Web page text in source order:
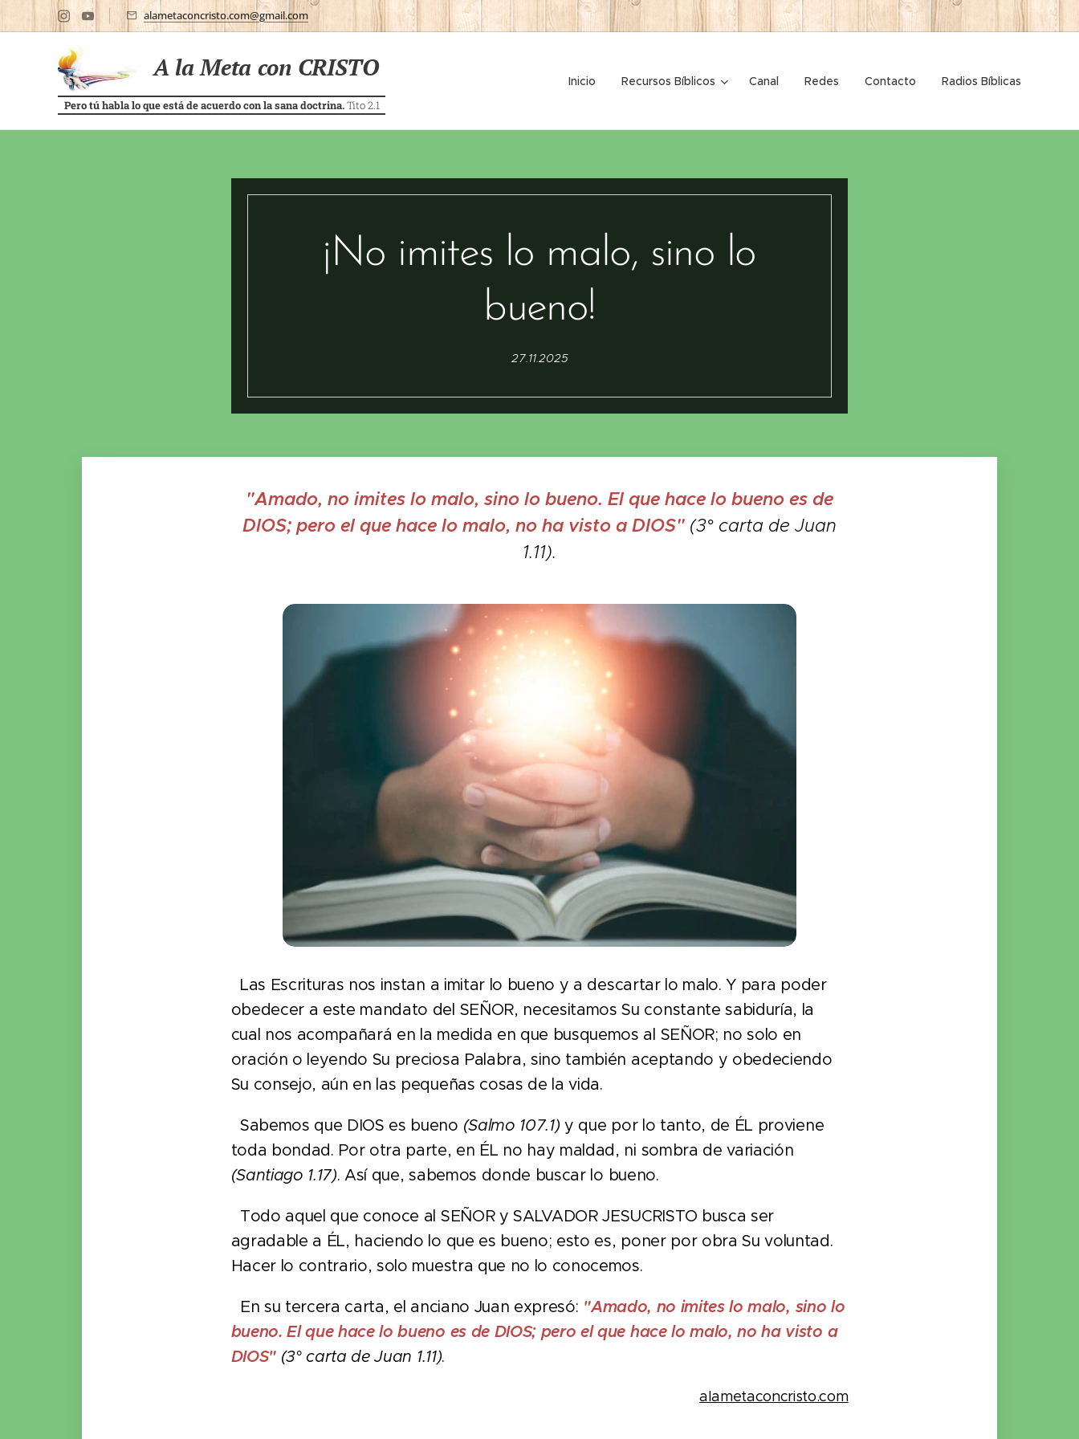
alametaconcristo.com@gmail.com
A la Meta con CRISTO
Pero tú habla lo que está de acuerdo con la sana doctrina.Tito 2.1
Inicio Recursos Bíblicos Canal Redes Contacto Radios Bíblicas
¡No imites lo malo, sino lo
bueno!
27.11.2025
"Amado, no imites lo malo, sino lo bueno. El que hace lo bueno es de
DIOS; pero el que hace lo malo, no ha visto a DIOS" (3° carta de Juan
1.11).
Las Escrituras nos instan a imitar lo bueno y a descartar lo malo. Y para poder
obedecer a este mandato del SEÑOR, necesitamos Su constante sabiduría, la
cual nos acompañará en la medida en que busquemos al SEÑOR; no solo en
oración o leyendo Su preciosa Palabra, sino también aceptando y obedeciendo
Su consejo, aún en las pequeñas cosas de la vida.
Sabemos que DIOS es bueno (Salmo 107.1) y que por lo tanto, de ÉL proviene
toda bondad. Por otra parte, en ÉL no hay maldad, ni sombra de variación
(Santiago 1.17). Así que, sabemos donde buscar lo bueno.
Todo aquel que conoce al SEÑOR y SALVADOR JESUCRISTO busca ser
agradable a ÉL, haciendo lo que es bueno; esto es, poner por obra Su voluntad.
Hacer lo contrario, solo muestra que no lo conocemos.
En su tercera carta, el anciano Juan expresó: "Amado, no imites lo malo, sino lo
bueno. El que hace lo bueno es de DIOS; pero el que hace lo malo, no ha visto a
DIOS"(3° carta de Juan 1.11).
alametaconcristo.com